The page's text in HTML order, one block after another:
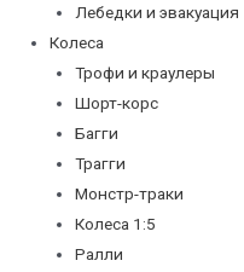
Лебедки и эвакуация
Колеса
Трофи и краулеры
Шорт-корс
Багги
Трагги
Монстр-траки
Колеса 1:5
Ралли